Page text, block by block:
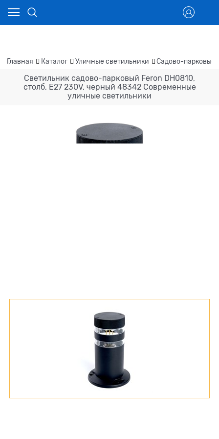
Главная Каталог Уличные светильники Садово-парковые
Светильник садово-парковый Feron DH0810,
столб, E27 230V, черный 48342 Современные
уличные светильники